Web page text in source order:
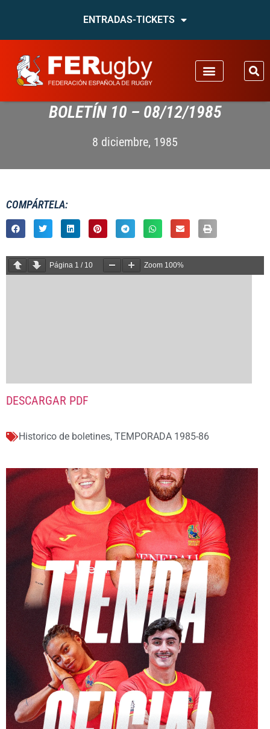
ENTRADAS-TICKETS
BOLETÍN 10 – 08/12/1985
8 diciembre, 1985
COMPÁRTELA:
Página 1 / 10 Zoom 100%
DESCARGAR PDF
Historico de boletines, TEMPORADA 1985-86